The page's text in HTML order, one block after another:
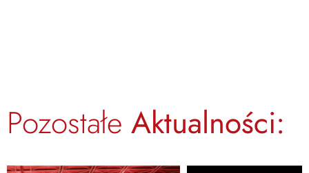
Pozostałe Aktualności: